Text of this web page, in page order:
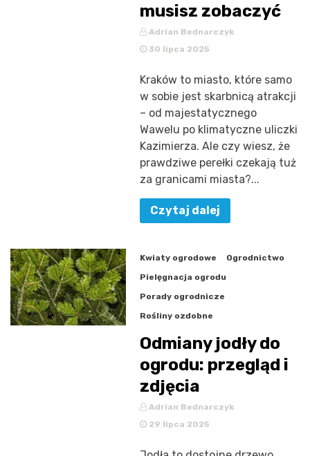
musisz zobaczyć
Adrian Bednarczyk
30 lipca 2025
Kraków to miasto, które samo
w sobie jest skarbnicą atrakcji
– od majestatycznego
Wawelu po klimatyczne uliczki
Kazimierza. Ale czy wiesz, że
prawdziwe perełki czekają tuż
za granicami miasta?...
Czytaj dalej
Kwiaty ogrodowe
Ogrodnictwo
Pielęgnacja ogrodu
Porady ogrodnicze
Rośliny ozdobne
Odmiany jodły do
ogrodu: przegląd i
zdjęcia
Adrian Bednarczyk
29 lipca 2025